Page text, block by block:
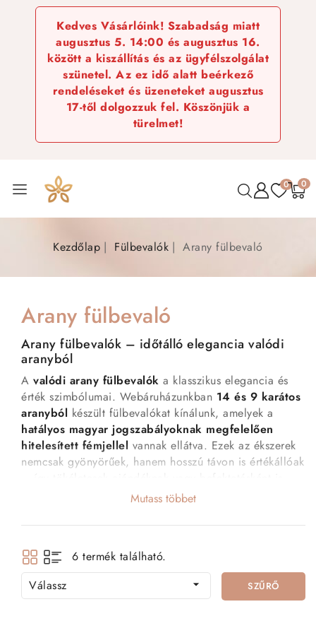
Kedves Vásárlóink! Szabadság miatt
augusztus 5. 14:00 és augusztus 16.
között a kiszállítás és az ügyfélszolgálat
szünetel. Az ez idő alatt beérkező
rendeléseket és üzeneteket augusztus
17-től dolgozzuk fel. Köszönjük a
türelmet!
0 0
Kezdőlap Fülbevalók Arany fülbevaló
Arany fülbevaló
Arany fülbevalók – időtálló elegancia valódi
aranyból
A valódi arany fülbevalók a klasszikus elegancia és
érték szimbólumai. Webáruházunkban 14 és 9 karátos
aranyból készült fülbevalókat kínálunk, amelyek a
hatályos magyar jogszabályoknak megfelelően
hitelesített fémjellel vannak ellátva. Ezek az ékszerek
nemcsak gyönyörűek, hanem hosszú távon is értékállóak
limitált darabszámban
pillanata is ünnep legyen.
Miért válassz arany fülbevalót?
Mutass többet
6 termék található.
Válassz
 SZŰRŐ